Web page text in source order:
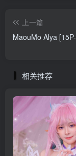
上一篇
MaouMo Alya
相关推荐